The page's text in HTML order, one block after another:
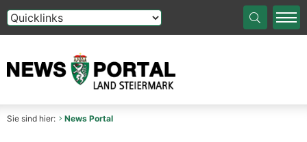
Die Auswahl einer Option im Select-Element führt auf
Sie sind hier: News Portal